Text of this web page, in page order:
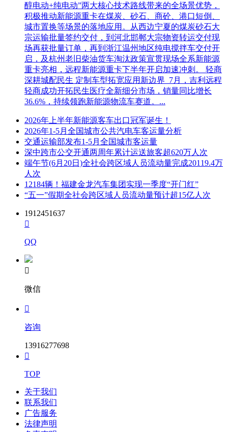
6.1 本项目投标截止时间：2024年2月27日10:00:00(北京时间)
6.2 本项目开标时间：2024年2月27日10:00:00(北京时间)
6.3 本项目递交文件及开标地点：上海市桂林路909号七号楼三
楼4号会议室
6.4 逾期送达的或者未送达指定地点的投标文件，招标人不予
受理。
6.5 投标人递交密封完好的投标文件时，须手持授权委托书、
补充文件签收单原件(如有)。
6.6本次招标合同以电子签章形式签订，中标人须在合同签订
前前往上海地铁采购电子商务平台(http://eps.shmetro.com)申请
办理“单位数字证书”用于合同电子用印。如有疑问可联系管理
人员，电话：63189188-603303，邮箱：232811902@qq.com。
6.7 本项目采用信用分招标，各单位的信用分，以 “投标截止
日当天”在上海地铁采购电子商务平台查询为准;查询及异议详
(注：如投标单位无法查询到信用分，应立即联系招标代理公
7.联系方式
招标单位：上海地铁维护保障有限公司通号分公司
详细地址：老沪闵路1号
联系人：宋剑程
招标代理：上海机电设备招标有限公司
详细地址：上海市长寿路285号恒达大厦16楼1609室
电 话：13524591141、13585994141、32557911
传 真：32557272
醇电动+纯电动”两大核心技术路线带来的全场景优势，
积极推动新能源重卡在煤炭、砂石、商砼、港口短倒、
城市置换等场景的落地应用。从西边宁夏的煤炭砂石大
宗运输批量签约交付，到河北邯郸大宗物资转运交付现
场再获批量订单，再到浙江温州地区纯电搅拌车交付开
启，及杭州老旧柴油货车淘汰政策宣贯现场全系新能源
重卡亮相，远程新能源重卡下半年开启加速冲刺。 轻商
深耕城配民生 定制车型拓宽应用新边界 7月，吉利远程
轻商成功开拓民生医疗全新细分市场，销量同比增长
36.6%，持续领跑新能源物流车赛道。...
2026年上半年新能源客车出口冠军诞生！
2026年1-5月全国城市公共汽电车客运量分析
交通运输部发布1-5月全国城市客运量
深中跨市公交开通两周年累计运送旅客超620万人次
端午节(6月20日)全社会跨区域人员流动量完成20119.4万
人次
12184辆！福建金龙汽车集团实现一季度“开门红”
“五一”假期全社会跨区域人员流动量预计超15亿人次
1912451637

QQ

微信

咨询
13916277698

TOP
关于我们
联系我们
广告服务
法律声明